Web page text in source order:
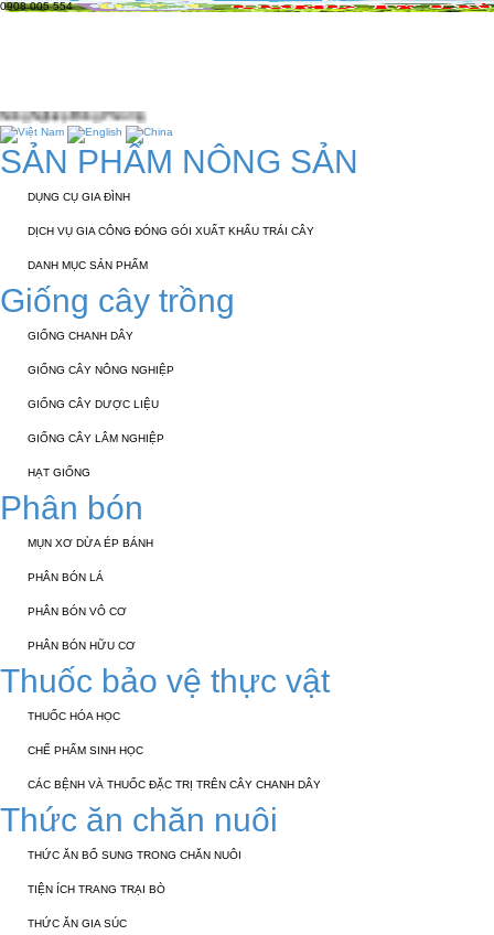
0908 005 554
SẢN PHẨM NÔNG SẢN
DỤNG CỤ GIA ĐÌNH
DỊCH VỤ GIA CÔNG ĐÓNG GÓI XUẤT KHẨU TRÁI CÂY
DANH MỤC SẢN PHẨM
Giống cây trồng
GIỐNG CHANH DÂY
GIỐNG CÂY NÔNG NGHIỆP
GIỐNG CÂY DƯỢC LIỆU
GIỐNG CÂY LÂM NGHIỆP
HẠT GIỐNG
Phân bón
MỤN XƠ DỪA ÉP BÁNH
PHÂN BÓN LÁ
PHÂN BÓN VÔ CƠ
PHÂN BÓN HỮU CƠ
Thuốc bảo vệ thực vật
THUỐC HÓA HỌC
CHẾ PHẨM SINH HỌC
CÁC BỆNH VÀ THUỐC ĐẶC TRỊ TRÊN CÂY CHANH DÂY
Thức ăn chăn nuôi
THỨC ĂN BỔ SUNG TRONG CHĂN NUÔI
TIỆN ÍCH TRANG TRẠI BÒ
THỨC ĂN GIA SÚC